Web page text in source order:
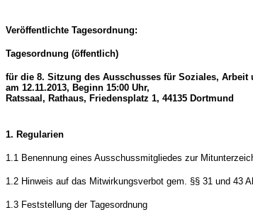
Veröffentlichte Tagesordnung:
Tagesordnung (öffentlich)
für die 8. Sitzung des Ausschusses für Soziales, Arbeit
am 12.11.2013, Beginn 15:00 Uhr,
Ratssaal, Rathaus, Friedensplatz 1, 44135 Dortmund
1. Regularien
1.1 Benennung eines Ausschussmitgliedes zur
1.2 Hinweis auf das Mitwirkungsverbot gem. §§ 31 und 43
1.3 Feststellung der Tagesordnung